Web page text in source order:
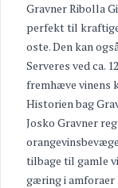
Gravner Ribolla
perfekt til
oste. Den kan
Serveres ved ca.
fremhæve vinens
Historien bag
Josko Gravner
tilbage til gamle
gæring i amforaer